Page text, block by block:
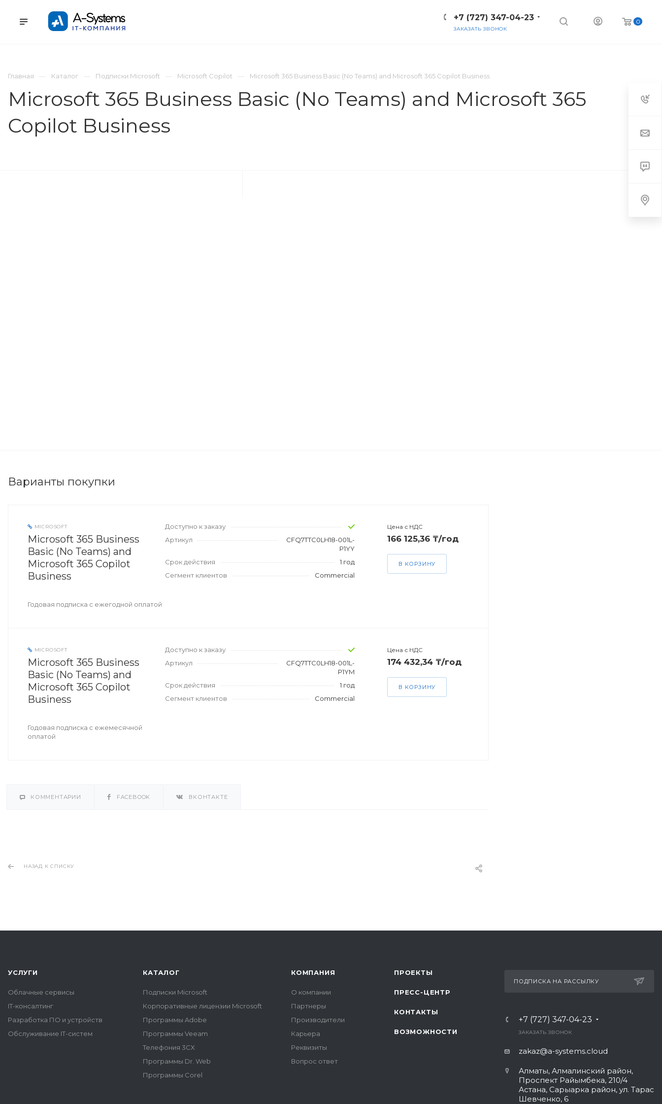
0
+7 (727) 347-04-23
ЗАКАЗАТЬ ЗВОНОК
Главная
Каталог Подписки Microsoft Microsoft Copilot Microsoft 365 Business Basic (No Teams) and Microsoft 365 Copilot Business
Microsoft 365 Business Basic (No Teams) and Microsoft 365
Copilot Business
Варианты покупки
MICROSOFT
Microsoft 365 Business
Basic (No Teams) and
Microsoft 365 Copilot
Business
Годовая подписка с ежегодной оплатой
Доступно к заказу
Артикул
CFQ7TTC0LH18-001L-
P1YY
Срок действия
1 год
Сегмент клиентов
Commercial
Цена с НДС
166 125,36 ₸/год
В КОРЗИНУ
MICROSOFT
Microsoft 365 Business
Basic (No Teams) and
Microsoft 365 Copilot
Business
Годовая подписка с ежемесячной
оплатой
Доступно к заказу
Артикул
CFQ7TTC0LH18-001L-
P1YM
Срок действия
1 год
Сегмент клиентов
Commercial
Цена с НДС
174 432,34 ₸/год
В КОРЗИНУ
КОММЕНТАРИИ FACEBOOK ВКОНТАКТЕ
НАЗАД К СПИСКУ
УСЛУГИ
Облачные сервисы
IT-консалтинг
Разработка ПО и устройств
Обслуживание IT-систем
КАТАЛОГ
Подписки Microsoft
Корпоративные лицензии Microsoft
Программы Adobe
Программы Veeam
Телефония 3CX
Программы Dr. Web
Программы Corel
КОМПАНИЯ
О компании
Партнеры
Производители
Карьера
Реквизиты
Вопрос ответ
ПРОЕКТЫ
ПРЕСС-ЦЕНТР
КОНТАКТЫ
ВОЗМОЖНОСТИ
ПОДПИСКА НА РАССЫЛКУ
+7 (727) 347-04-23
ЗАКАЗАТЬ ЗВОНОК
zakaz@a-systems.cloud
Алматы, ​Алмалинский район,
Проспект Райымбека, 210/4
Астана, Сарыарка район, ул. Тарас
Шевченко, 6​